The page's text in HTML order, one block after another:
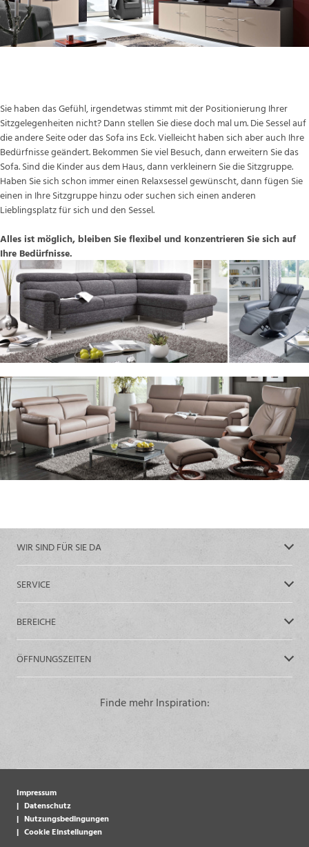
Sie haben das Gefühl, irgendetwas stimmt mit der Positionierung Ihrer
Sitzgelegenheiten nicht? Dann stellen Sie diese doch mal um. Die Sessel auf
die andere Seite oder das Sofa ins Eck. Vielleicht haben sich aber auch Ihre
Bedürfnisse geändert. Bekommen Sie viel Besuch, dann erweitern Sie das
Sofa. Sind die Kinder aus dem Haus, dann verkleinern Sie die Sitzgruppe.
Haben Sie sich schon immer einen Relaxsessel gewünscht, dann fügen Sie
einen in Ihre Sitzgruppe hinzu oder suchen sich einen anderen
Lieblingsplatz für sich und den Sessel.
Alles ist möglich, bleiben Sie flexibel und konzentrieren Sie sich auf
Ihre Bedürfnisse.
WIR SIND FÜR SIE DA
SERVICE
BEREICHE
ÖFFNUNGSZEITEN
Finde mehr Inspiration:
Impressum
Datenschutz
Nutzungsbedingungen
Cookie Einstellungen